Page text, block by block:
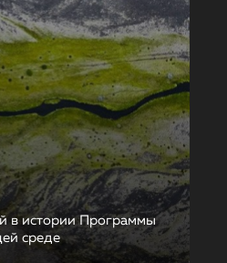
в истории Программы
среде